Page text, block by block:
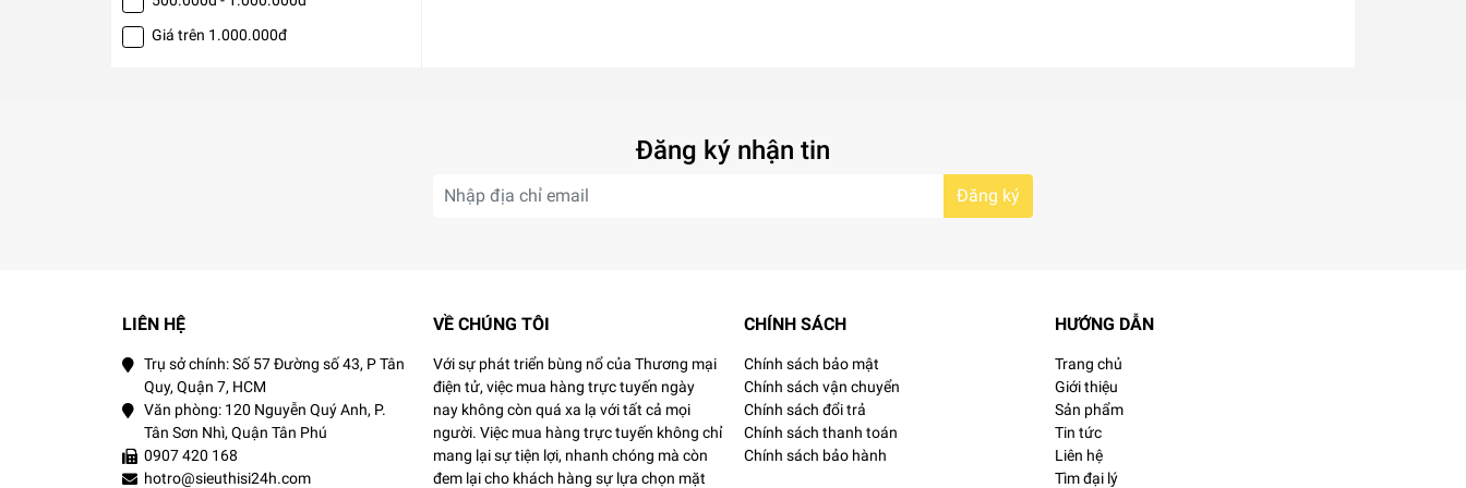
Giá trên 1.000.000đ
Đăng ký nhận tin
Đăng ký
LIÊN HỆ
Trụ sở chính: Số 57 Đường số 43, P Tân
Quy, Quận 7, HCM
Văn phòng: 120 Nguyễn Quý Anh, P.
Tân Sơn Nhì, Quận Tân Phú
0907 420 168
hotro@sieuthisi24h.com
VỀ CHÚNG TÔI
Với sự phát triển bùng nổ của Thương mại
điện tử, việc mua hàng trực tuyến ngày
nay không còn quá xa lạ với tất cả mọi
người. Việc mua hàng trực tuyến không chỉ
mang lại sự tiện lợi, nhanh chóng mà còn
đem lại cho khách hàng sự lựa chọn mặt
CHÍNH SÁCH
Chính sách bảo mật
Chính sách vận chuyển
Chính sách đổi trả
Chính sách thanh toán
Chính sách bảo hành
HƯỚNG DẪN
Trang chủ
Giới thiệu
Sản phẩm
Tin tức
Liên hệ
Tìm đại lý